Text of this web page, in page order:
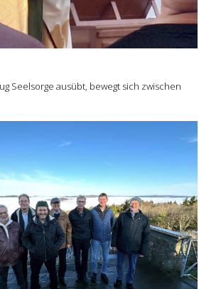
Seelsorge ausübt, bewegt sich zwischen